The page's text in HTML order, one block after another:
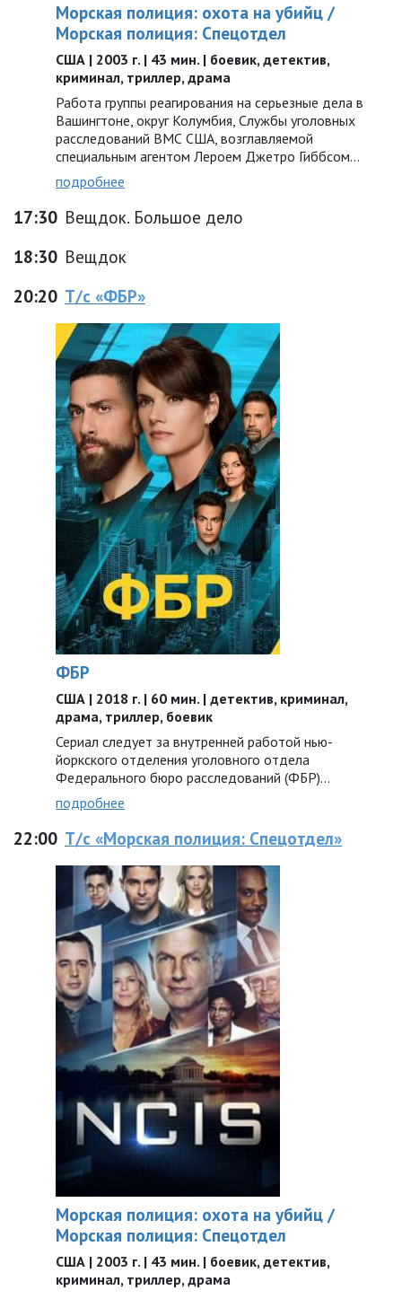
Морская полиция: охота на убийц /
Морская полиция: Спецотдел
США | 2003 г. | 43 мин. | боевик, детектив,
криминал, триллер, драма
Работа группы реагирования на серьезные дела в
Вашингтоне, округ Колумбия, Службы уголовных
расследований ВМС США, возглавляемой
специальным агентом Лероем Джетро Гиббсом…
подробнее
17:30 Вещдок. Большое дело
18:30 Вещдок
20:20 Т/с «ФБР»
ФБР
США | 2018 г. | 60 мин. | детектив, криминал,
драма, триллер, боевик
Сериал следует за внутренней работой нью-
йоркского отделения уголовного отдела
Федерального бюро расследований (ФБР)...
подробнее
22:00 Т/с «Морская полиция: Спецотдел»
Морская полиция: охота на убийц /
Морская полиция: Спецотдел
США | 2003 г. | 43 мин. | боевик, детектив,
криминал, триллер, драма